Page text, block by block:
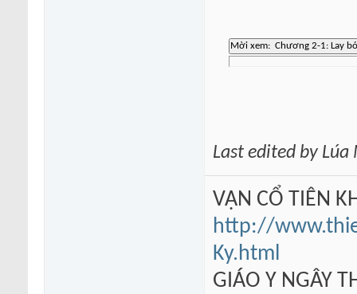
Last edited by
VẠN CỔ TIÊN
http://
Ky.html
GIÁO Y NGÂY